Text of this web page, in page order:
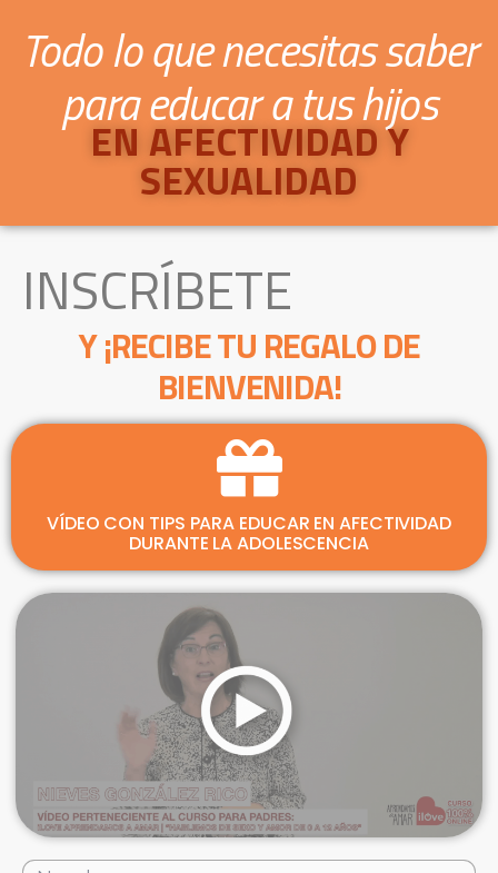
Todo lo que necesitas saber
para educar a tus hijos
EN AFECTIVIDAD Y
SEXUALIDAD
INSCRÍBETE
Y ¡RECIBE TU REGALO DE
BIENVENIDA!
VÍDEO CON TIPS PARA EDUCAR EN AFECTIVIDAD
DURANTE LA ADOLESCENCIA